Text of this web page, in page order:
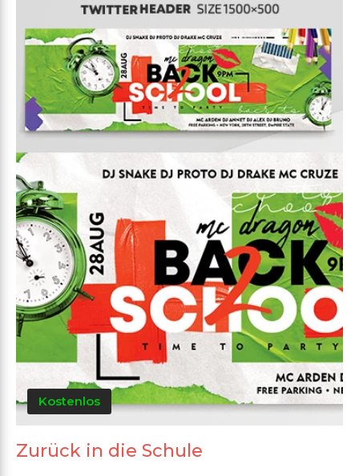
Kostenlos
Zurück in die Schule